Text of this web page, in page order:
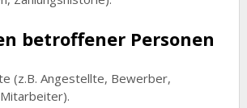
betroffener Personen
(z.B. Angestellte, Bewerber,